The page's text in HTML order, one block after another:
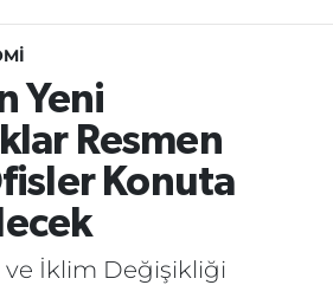
Yeni
Resmen
Konuta
ve İklim Değişikliği